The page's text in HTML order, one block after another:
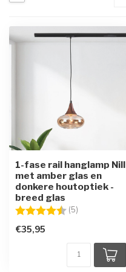
1-fase rail hanglamp Nill
met amber glas en
donkere houtoptiek -
breed glas
Beoordeling: (5)
€35,95